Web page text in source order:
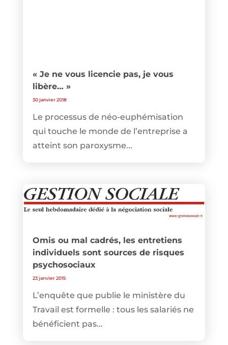
« Je ne vous licencie pas, je vous
libère… »
30 janvier 2018
Le processus de néo-euphémisation
qui touche le monde de l’entreprise a
atteint son paroxysme...
Omis ou mal cadrés, les entretiens
individuels sont sources de risques
psychosociaux
23 janvier 2015
L’enquête que publie le ministère du
Travail est formelle : tous les salariés ne
bénéficient pas...